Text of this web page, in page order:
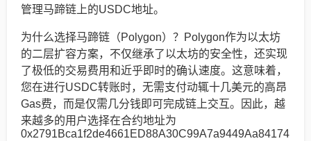
管理马蹄链上的USDC地址。
为什么选择马蹄链（Polygon）？Polygon作为以太坊
的二层扩容方案，不仅继承了以太坊的安全性，还实现
了极低的交易费用和近乎即时的确认速度。这意味着，
您在进行USDC转账时，无需支付动辄十几美元的高昂
Gas费，而是仅需几分钱即可完成链上交互。因此，越
来越多的用户选择在合约地址为
0x2791Bca1f2de4661ED88A30C99A7a9449Aa84174